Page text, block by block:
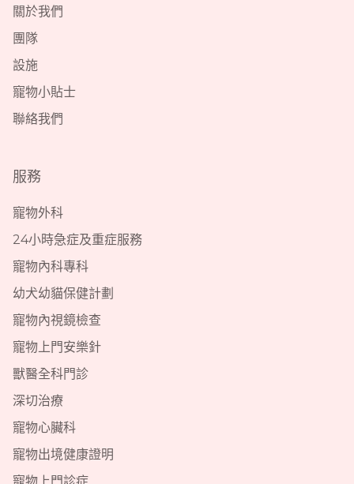
關於我們
團隊
設施
寵物小貼士
聯絡我們
服務
寵物外科
24小時急症及重症服務
寵物內科專科
幼犬幼貓保健計劃
寵物內視鏡檢查
寵物上門安樂針
獸醫全科門診
深切治療
寵物心臟科
寵物出境健康證明